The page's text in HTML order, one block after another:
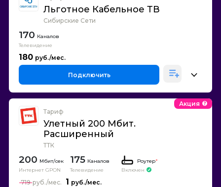
Льготное Кабельное ТВ
Сибирские Сети
170 Каналов
Телевидение
180
Подключить
Тариф
Улетный 200 Мбит.
Расширенный
ТТК
Акция
200
Интернет GPON
175 Каналов
Телевидение
Роутер*
Включен
1
719